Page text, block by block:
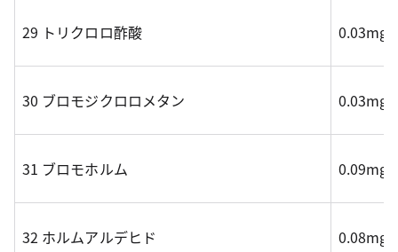
29 トリクロロ酢酸 0.03mg/
30 ブロモジクロロメタン 0.03mg/
31 ブロモホルム 0.09mg/
32 ホルムアルデヒド 0.08mg/